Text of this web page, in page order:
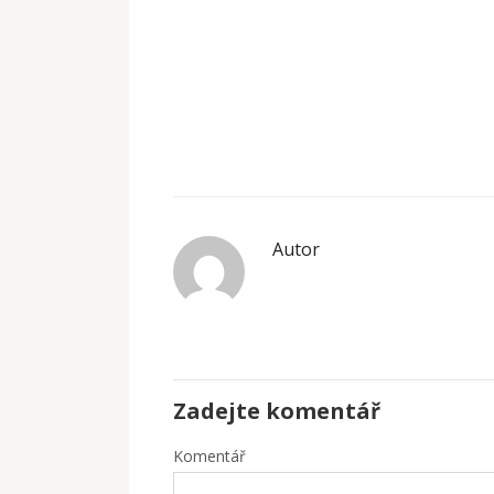
Autor
Zadejte komentář
Komentář